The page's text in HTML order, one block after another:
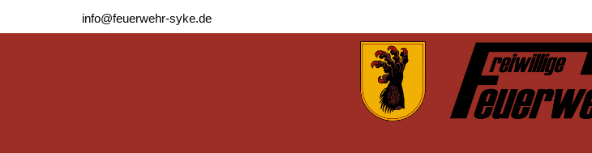
info@feuerwehr-syke.de